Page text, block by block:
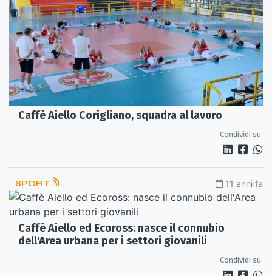
Caffè Aiello Corigliano, squadra al lavoro
Condividi su:
SPORT 11 anni fa
Caffè Aiello ed Ecoross: nasce il connubio
dell'Area urbana per i settori giovanili
Condividi su: